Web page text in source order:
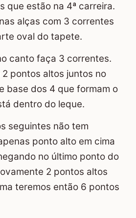
que estão na 4ª carreira.
alças com 3 correntes
oval do tapete.
canto faça 3 correntes.
pontos altos juntos no
base dos 4 que formam o
dentro do leque.
seguintes não tem
ponto alto em cima
no último ponto do
2 pontos altos
teremos então 6 pontos